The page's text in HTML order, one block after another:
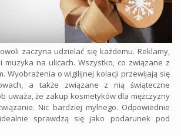
zaczyna udzielać się każdemu. Reklamy,
muzyka na ulicach. Wszystko, co związane z
Wyobrażenia o wigilijnej kolacji przewijają się
a także związane z nią świąteczne
uważa, że zakup kosmetyków dla mężczyzny
Nic bardziej mylnego. Odpowiednie
sprawdzą się jako podarunek pod